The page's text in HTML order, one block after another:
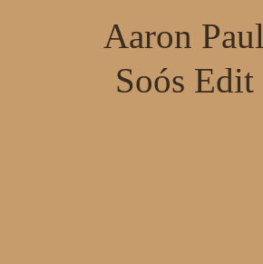
Aaron Paul
Soós Edit